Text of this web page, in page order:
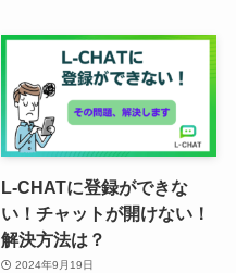
L-CHATに登録ができな
い！チャットが開けない！
解決方法は？
2024年9月19日